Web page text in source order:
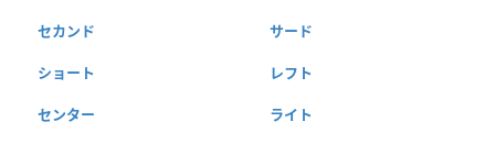
セカンド サード
ショート レフト
センター ライト